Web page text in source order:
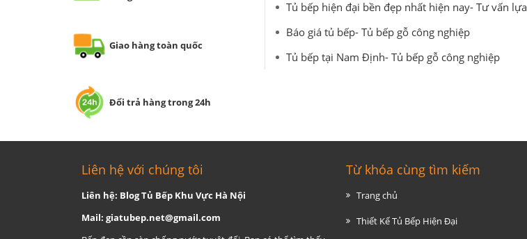
Tủ bếp hiện đại bền đẹp nhất hiện nay- Tư vấn
Báo giá tủ bếp- Tủ bếp gỗ công nghiệp
Tủ bếp tại Nam Định- Tủ bếp gỗ công nghiệp
Giao hàng toàn quốc
Đổi trả hàng trong 24h
Liên hệ với chúng tôi
Liên hệ: Blog Tủ Bếp Khu Vực Hà Nội
Mail: giatubep.net@gmail.com
Từ khóa cùng tìm kiếm
Trang chủ
Thiết Kế Tủ Bếp Hiện Đại